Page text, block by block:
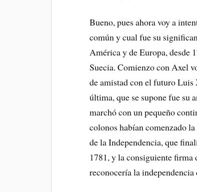
Bueno, pues ahora voy a
común y cual fue su
América y de Europa, desde
Suecia. Comienzo con Axel
de amistad con el futuro
última, que se supone fue su
marchó con un pequeño
colonos habían comenzado
de la Independencia, que
1781, y la consiguiente firma
reconocería la